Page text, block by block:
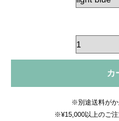
カ
※別途送料がか
※¥15,000以上のご注